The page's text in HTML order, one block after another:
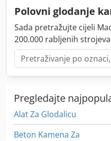
Polovni glodanje
Sada pretražujte cijeli
200.000 rabljenih
Pregledajte
Alat Za Glodalicu
Beton Kamena Za